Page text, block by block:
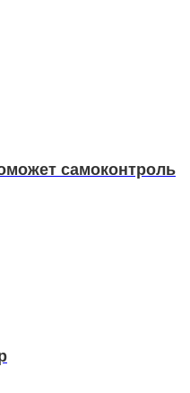
самоконтроль